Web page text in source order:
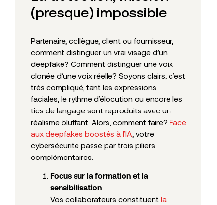
(presque) impossible
Partenaire, collègue, client ou fournisseur,
comment distinguer un vrai visage d’un
deepfake? Comment distinguer une voix
clonée d’une voix réelle? Soyons clairs, c’est
très compliqué, tant les expressions
faciales, le rythme d’élocution ou encore les
tics de langage sont reproduits avec un
réalisme bluffant. Alors, comment faire? Face
aux deepfakes boostés à l’IA , votre
cybersécurité passe par trois piliers
complémentaires.
Focus sur la formation et la
sensibilisation
Vos collaborateurs constituent la